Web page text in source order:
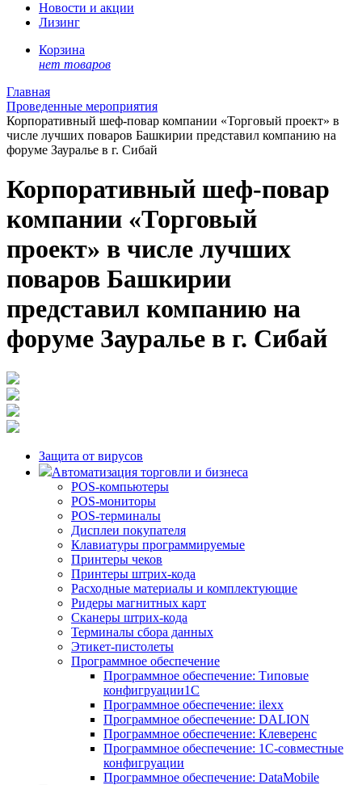
Новости и акции
Лизинг
Корзина
нет товаров
Главная
Проведенные мероприятия
Корпоративный шеф-повар компании «Торговый проект» в
числе лучших поваров Башкирии представил компанию на
форуме Зауралье в г. Сибай
Корпоративный шеф-повар
компании «Торговый
проект» в числе лучших
поваров Башкирии
представил компанию на
форуме Зауралье в г. Сибай
Защита от вирусов
Автоматизация торговли и бизнеса
POS-компьютеры
POS-мониторы
POS-терминалы
Дисплеи покупателя
Клавиатуры программируемые
Принтеры чеков
Принтеры штрих-кода
Расходные материалы и комплектующие
Ридеры магнитных карт
Сканеры штрих-кода
Терминалы сбора данных
Этикет-пистолеты
Программное обеспечение
Программное обеспечение: Типовые
конфигруации1С
Программное обеспечение: ilexx
Программное обеспечение: DALION
Программное обеспечение: Клеверенс
Программное обеспечение: 1С-совместные
конфигруации
Программное обеспечение: DataMobile